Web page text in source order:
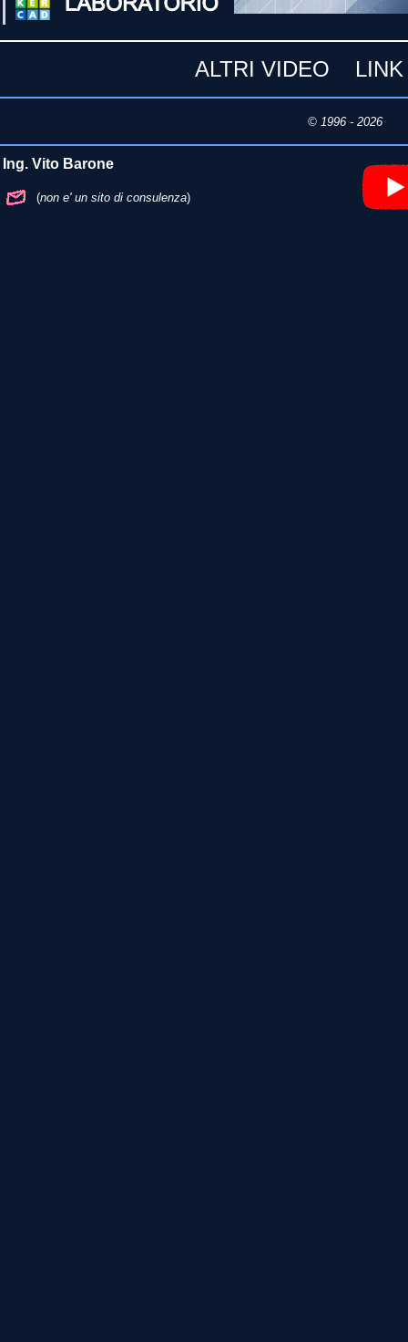
ALTRI VIDEO LINK
© 1996 - 2026
Ing. Vito Barone
(non e' un sito di consulenza)